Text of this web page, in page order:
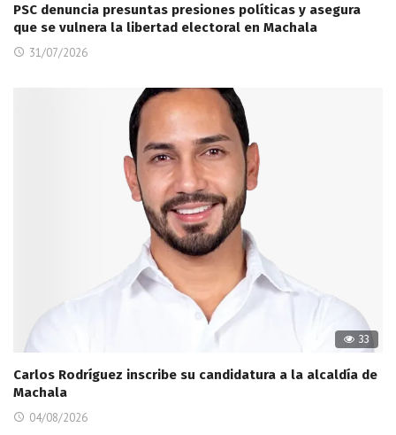
PSC denuncia presuntas presiones políticas y asegura
que se vulnera la libertad electoral en Machala
31/07/2026
33
Carlos Rodríguez inscribe su candidatura a la alcaldía de
Machala
04/08/2026